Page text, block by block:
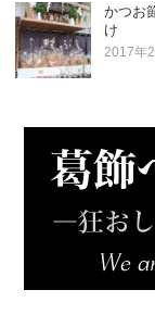
かつお
け
2017年